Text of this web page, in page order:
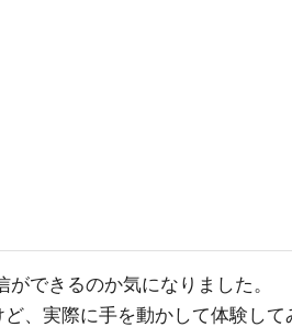
できるのか気になりました。
、実際に手を動かして体験し